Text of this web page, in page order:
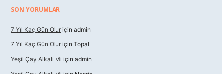
SON YORUMLAR
7 Yıl Kaç Gün Olur için admin
7 Yıl Kaç Gün Olur için Topal
Yeşil Çay Alkali Mi için admin